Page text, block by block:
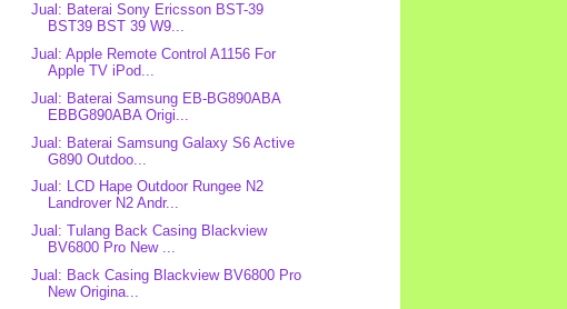
Jual: Baterai Sony Ericsson BST-39
BST39 BST 39 W9...
Jual: Apple Remote Control A1156 For
Apple TV iPod...
Jual: Baterai Samsung EB-BG890ABA
EBBG890ABA Origi...
Jual: Baterai Samsung Galaxy S6 Active
G890 Outdoo...
Jual: LCD Hape Outdoor Rungee N2
Landrover N2 Andr...
Jual: Tulang Back Casing Blackview
BV6800 Pro New ...
Jual: Back Casing Blackview BV6800 Pro
New Origina...